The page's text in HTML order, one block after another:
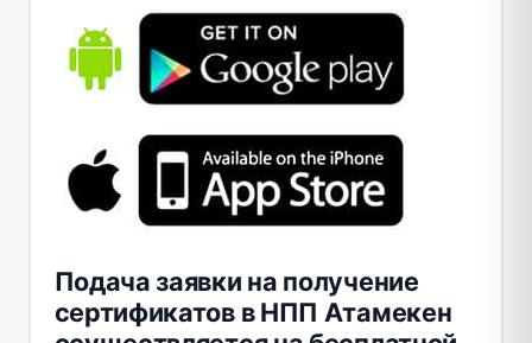
Подача заявки на получение
сертификатов в НПП Атамекен